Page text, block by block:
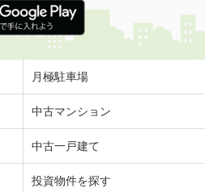
月極駐車場
中古マンション
中古一戸建て
投資物件を探す